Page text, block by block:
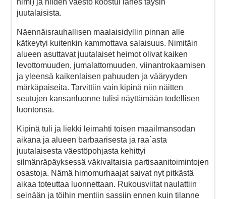
juutalaisista.
Näennäisrauhallisen maalaisidyllin pinnan alle
kätkeytyi kuitenkin kammottava salaisuus. Nimitäin
alueen asuttavat juutalaiset heimot olivat kaiken
levottomuuden, jumalattomuuden, viinantrokaamisen
ja yleensä kaikenlaisen pahuuden ja vääryyden
märkäpaiseita. Tarvittiin vain kipinä niin näitten
seutujen kansanluonne tulisi näyttämään todellisen
luontonsa.
Kipinä tuli ja liekki leimahti toisen maailmansodan
aikana ja alueen barbaarisesta ja raa`asta
juutalaisesta väestöpohjasta kehittyi
silmänräpäyksessä väkivaltaisia partisaanitoimintojen
osastoja. Nämä himomurhaajat saivat nyt pitkästä
aikaa toteuttaa luonnettaan. Rukousviitat naulattiin
seinään ja töihin mentiin sassiin ennen kuin tilanne